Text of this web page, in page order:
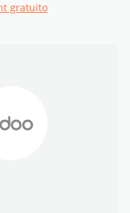
gratuito